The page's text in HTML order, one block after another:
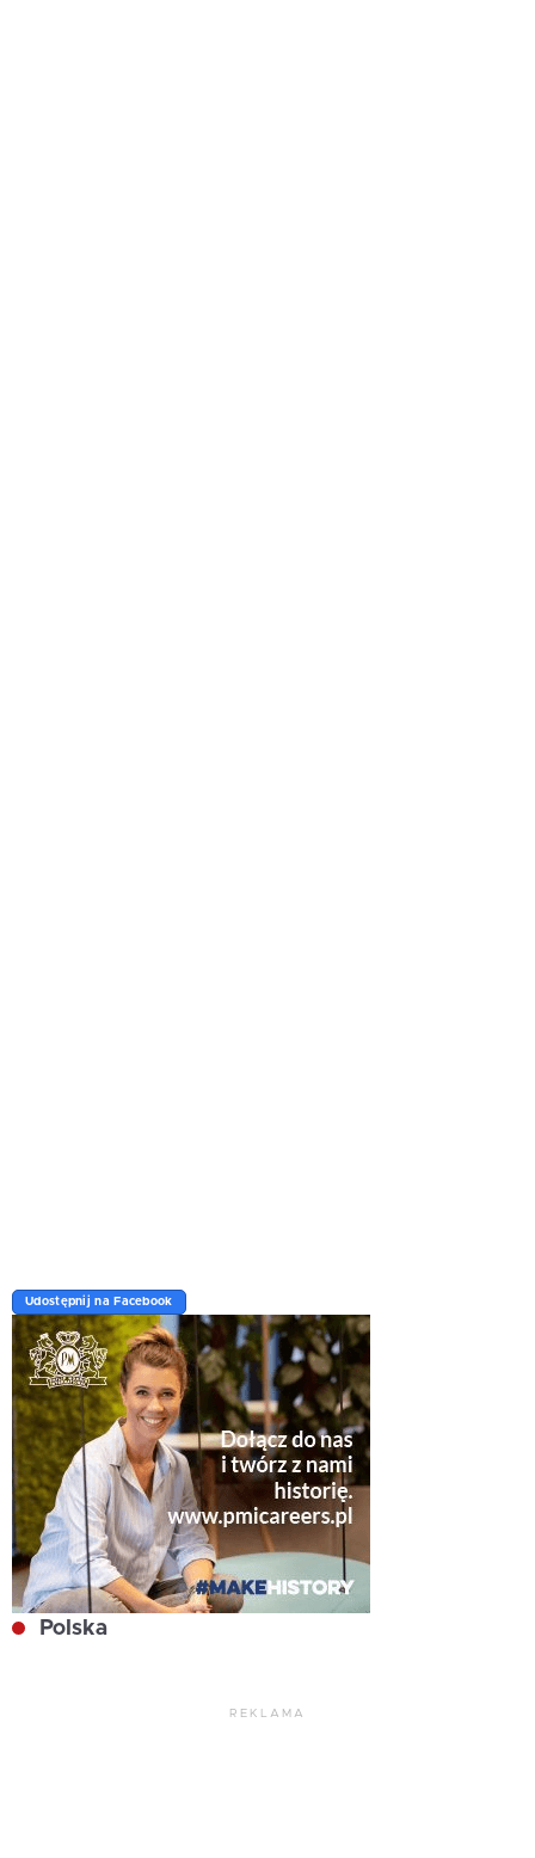
Udostępnij na Facebook
Polska
REKLAMA